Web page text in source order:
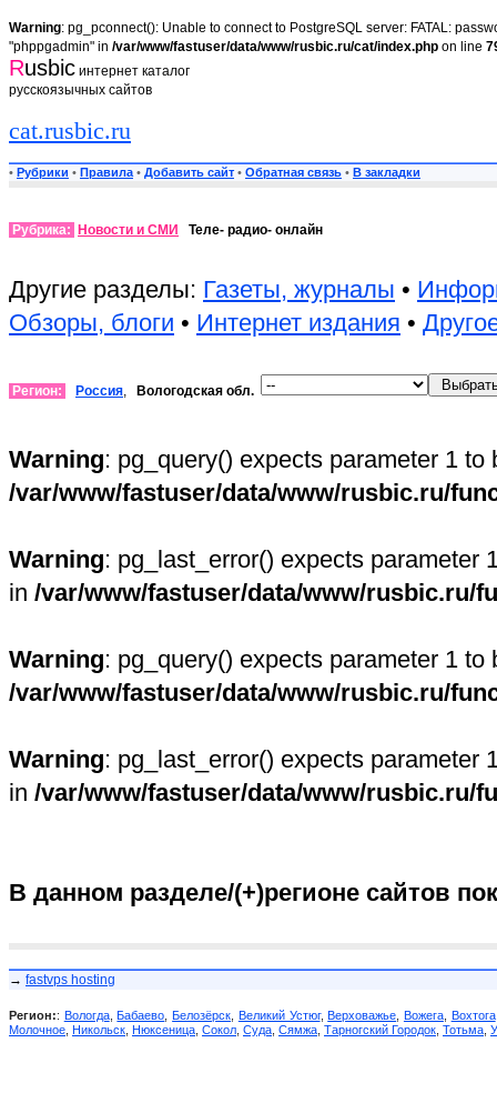
Warning: pg_pconnect(): Unable to connect to PostgreSQL server: FATAL:
"phppgadmin" in /var/www/fastuser/data/www/rusbic.ru/cat/index.php on line
Rusbic интернет каталог
русскоязычных сайтов
cat.rusbic.ru
• Рубрики • Правила • Добавить сайт • Обратная связь • В закладки
Рубрика: Новости и СМИ Теле- радио- онлайн
Другие разделы: Газеты, журналы •
Обзоры, блоги • Интернет издания •
Регион: Россия, Вологодская обл.
Warning: pg_query() expects parameter 1
/var/www/fastuser/data/www/rusbic.ru/
Warning: pg_last_error() expects parameter
in /var/www/fastuser/data/www/rusbic.ru/
Warning: pg_query() expects parameter 1
/var/www/fastuser/data/www/rusbic.ru/
Warning: pg_last_error() expects parameter
in /var/www/fastuser/data/www/rusbic.ru/
В данном разделе/(+)регионе сайтов
→ fastvps hosting
Регион:: Вологда,Бабаево ,Белозёрск Великий Устюг,Верховажье Вожега, Вохтога
Молочное Никольск Нюксеница Сокол Суда Сямжа Тарногский Городок Тотьма